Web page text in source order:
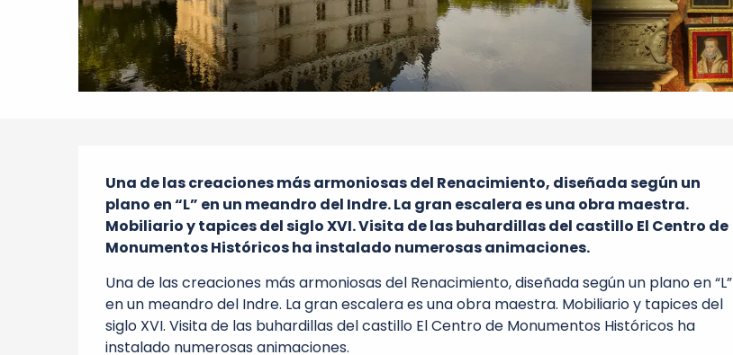
Descripción
Una de las creaciones más armoniosas del Renacimiento, diseñada según un
plano en “L” en un meandro del Indre. La gran escalera es una obra maestra.
Mobiliario y tapices del siglo XVI. Visita de las buhardillas del castillo El Centro de
Monumentos Históricos ha instalado numerosas animaciones.
Una de las creaciones más armoniosas del Renacimiento, diseñada según un plano en “L”
en un meandro del Indre. La gran escalera es una obra maestra. Mobiliario y tapices del
siglo XVI. Visita de las buhardillas del castillo El Centro de Monumentos Históricos ha
instalado numerosas animaciones.